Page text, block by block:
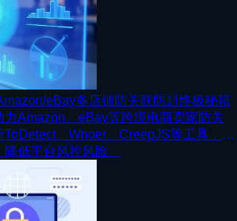
eBay多店铺防关联防封终极秘籍
Amazon、eBay等跨境电商卖家防关
、Whoer、CreepJS等工具，提
低平台风控风险。